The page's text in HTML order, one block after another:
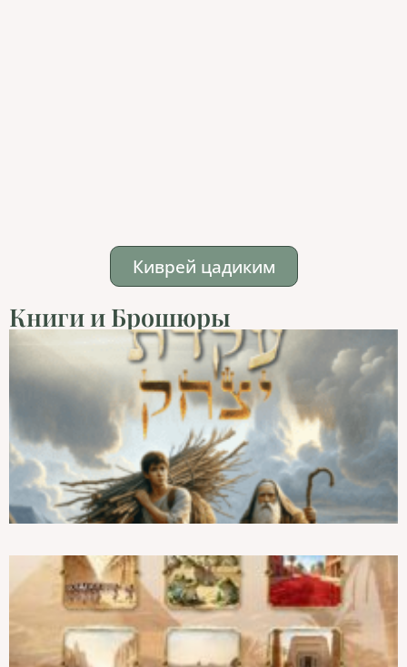
Киврей цадиким
Книги и Брошюры